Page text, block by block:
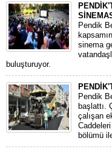
Pendik
sinema
buluşturuyor.
Pendik
başlattı.
çalışan
bölümü